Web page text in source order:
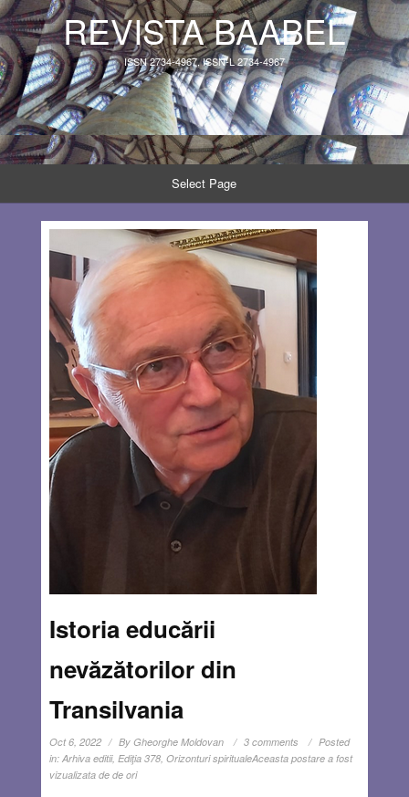
REVISTA BAABEL
ISSN 2734-4967, ISSN-L 2734-4967
Select Page
Istoria educării
nevăzătorilor din
Transilvania
Oct 6, 2022 By Gheorghe Moldovan 3 comments
Posted
in: Arhiva editii, Ediţia 378, Orizonturi spiritualeAceasta postare a fost
vizualizata de de ori